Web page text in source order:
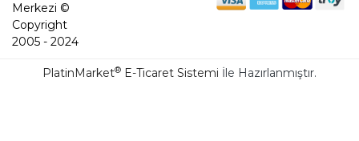
Merkezi ©
Copyright
2005 - 2024
PlatinMarket® E-Ticaret Sistemi İle Hazırlanmıştır.